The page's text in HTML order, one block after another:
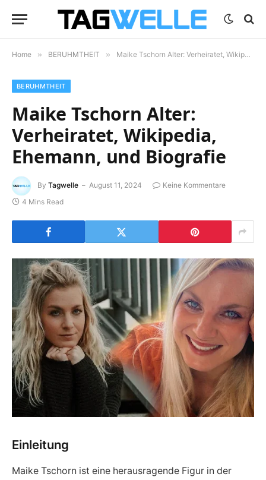
Home » BERUHMTHEIT » Maike Tschorn Alter: Verheiratet, Wikipedia, Ehemann, und Biografie
BERUHMTHEIT
Maike Tschorn Alter:
Verheiratet, Wikipedia,
Ehemann, und Biografie
By Tagwelle August 11, 2024
Keine Kommentare
4 Mins Read
Einleitung
Maike Tschorn ist eine herausragende Figur in der